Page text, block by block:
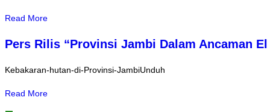
Read More
Pers Rilis “Provinsi Jambi Dalam Ancaman El
Kebakaran-hutan-di-Provinsi-JambiUnduh
Read More